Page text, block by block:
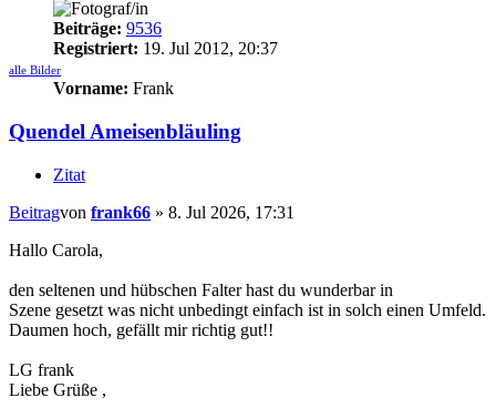
Beiträge: 9536
Registriert: 19. Jul 2012, 20:37
alle Bilder
Vorname: Frank
Quendel Ameisenbläuling
Zitat
Beitragvon frank66 » 8. Jul 2026, 17:31
Hallo Carola,
den seltenen und hübschen Falter hast du wunderbar in
Szene gesetzt was nicht unbedingt einfach ist in solch einen Umfeld.
Daumen hoch, gefällt mir richtig gut!!
LG frank
Liebe Grüße ,